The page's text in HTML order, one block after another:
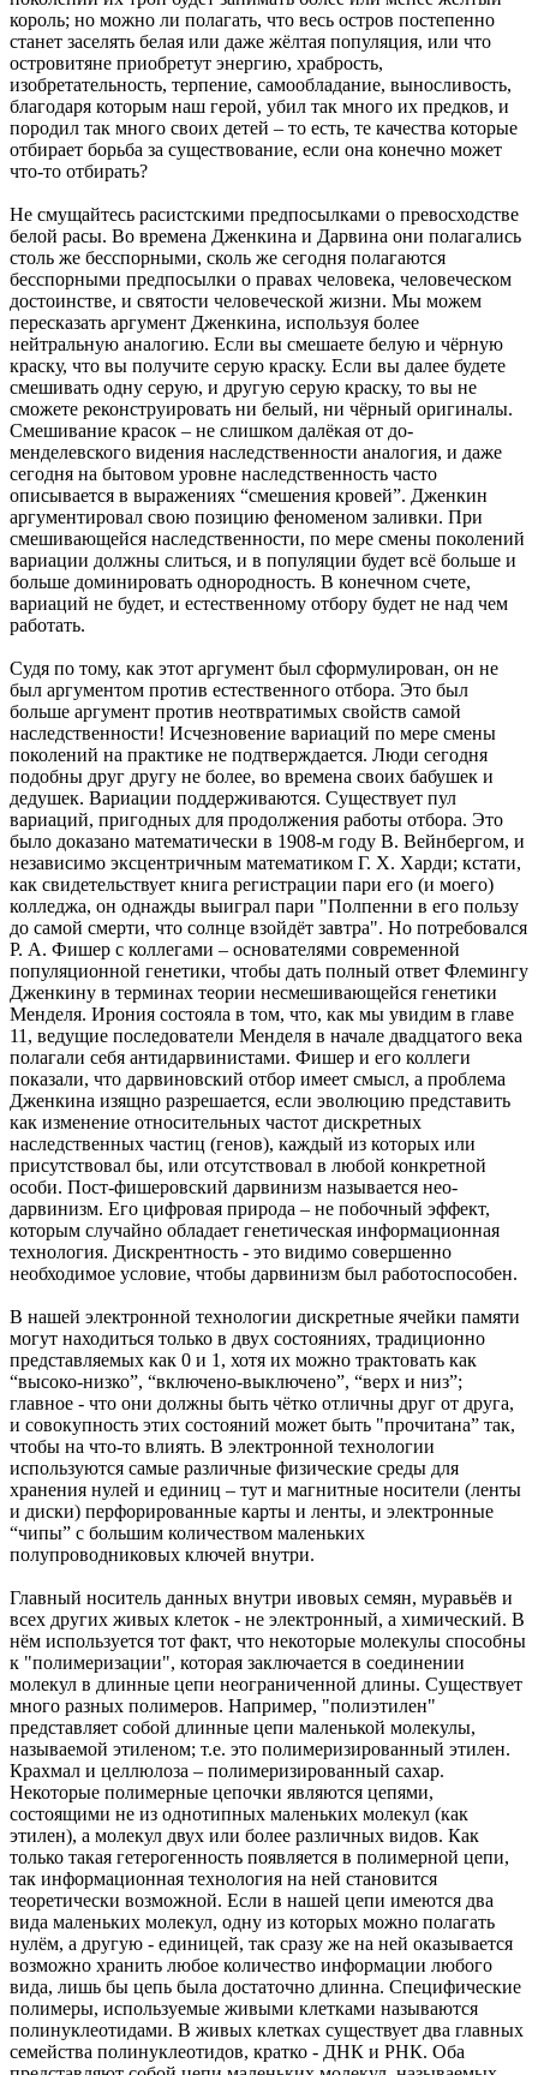
король; но можно ли полагать, что весь остров постепенно
станет заселять белая или даже жёлтая популяция, или что
островитяне приобретут энергию, храбрость,
изобретательность, терпение, самообладание, выносливость,
благодаря которым наш герой, убил так много их предков, и
породил так много своих детей – то есть, те качества которые
отбирает борьба за существование, если она конечно может
что-то отбирать?
Не смущайтесь расистскими предпосылками о превосходстве
белой расы. Во времена Дженкина и Дарвина они полагались
столь же бесспорными, сколь же сегодня полагаются
бесспорными предпосылки о правах человека, человеческом
достоинстве, и святости человеческой жизни. Мы можем
пересказать аргумент Дженкина, используя более
нейтральную аналогию. Если вы смешаете белую и чёрную
краску, что вы получите серую краску. Если вы далее будете
смешивать одну серую, и другую серую краску, то вы не
сможете реконструировать ни белый, ни чёрный оригиналы.
Смешивание красок – не слишком далёкая от до-
менделевского видения наследственности аналогия, и даже
сегодня на бытовом уровне наследственность часто
описывается в выражениях “смешения кровей”. Дженкин
аргументировал свою позицию феноменом заливки. При
смешивающейся наследственности, по мере смены поколений
вариации должны слиться, и в популяции будет всё больше и
больше доминировать однородность. В конечном счете,
вариаций не будет, и естественному отбору будет не над чем
работать.
Судя по тому, как этот аргумент был сформулирован, он не
был аргументом против естественного отбора. Это был
больше аргумент против неотвратимых свойств самой
наследственности! Исчезновение вариаций по мере смены
поколений на практике не подтверждается. Люди сегодня
подобны друг другу не более, во времена своих бабушек и
дедушек. Вариации поддерживаются. Существует пул
вариаций, пригодных для продолжения работы отбора. Это
было доказано математически в 1908-м году В. Вейнбергом, и
независимо эксцентричным математиком Г. Х. Харди; кстати,
как свидетельствует книга регистрации пари его (и моего)
колледжа, он однажды выиграл пари "Полпенни в его пользу
до самой смерти, что солнце взойдёт завтра". Но потребовался
Р. A. Фишер с коллегами – основателями современной
популяционной генетики, чтобы дать полный ответ Флемингу
Дженкину в терминах теории несмешивающейся генетики
Менделя. Ирония состояла в том, что, как мы увидим в главе
11, ведущие последователи Менделя в начале двадцатого века
полагали себя антидарвинистами. Фишер и его коллеги
показали, что дарвиновский отбор имеет смысл, а проблема
Дженкина изящно разрешается, если эволюцию представить
как изменение относительных частот дискретных
наследственных частиц (генов), каждый из которых или
присутствовал бы, или отсутствовал в любой конкретной
особи. Пост-фишеровский дарвинизм называется нео-
дарвинизм. Его цифровая природа – не побочный эффект,
которым случайно обладает генетическая информационная
технология. Дискрентность - это видимо совершенно
необходимое условие, чтобы дарвинизм был работоспособен.
В нашей электронной технологии дискретные ячейки памяти
могут находиться только в двух состояниях, традиционно
представляемых как 0 и 1, хотя их можно трактовать как
“высоко-низко”, “включено-выключено”, “верх и низ”;
главное - что они должны быть чётко отличны друг от друга,
и совокупность этих состояний может быть "прочитана” так,
чтобы на что-то влиять. В электронной технологии
используются самые различные физические среды для
хранения нулей и единиц – тут и магнитные носители (ленты
и диски) перфорированные карты и ленты, и электронные
“чипы” с большим количеством маленьких
полупроводниковых ключей внутри.
Главный носитель данных внутри ивовых семян, муравьёв и
всех других живых клеток - не электронный, а химический. В
нём используется тот факт, что некоторые молекулы способны
к "полимеризации", которая заключается в соединении
молекул в длинные цепи неограниченной длины. Существует
много разных полимеров. Например, "полиэтилен"
представляет собой длинные цепи маленькой молекулы,
называемой этиленом; т.е. это полимеризированный этилен.
Крахмал и целлюлоза – полимеризированный сахар.
Некоторые полимерные цепочки являются цепями,
состоящими не из однотипных маленьких молекул (как
этилен), а молекул двух или более различных видов. Как
только такая гетерогенность появляется в полимерной цепи,
так информационная технология на ней становится
теоретически возможной. Если в нашей цепи имеются два
вида маленьких молекул, одну из которых можно полагать
нулём, а другую - единицей, так сразу же на ней оказывается
возможно хранить любое количество информации любого
вида, лишь бы цепь была достаточно длинна. Специфические
полимеры, используемые живыми клетками называются
полинуклеотидами. В живых клетках существует два главных
семейства полинуклеотидов, кратко - ДНК и РНК. Оба